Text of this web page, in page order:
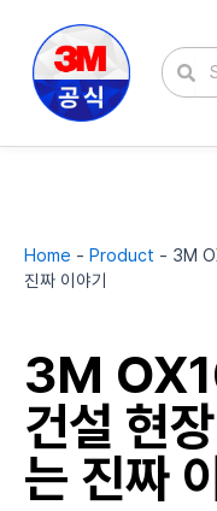
Search
Home - Product - 3M
진짜 이야기
3M
건설 현
는 진짜